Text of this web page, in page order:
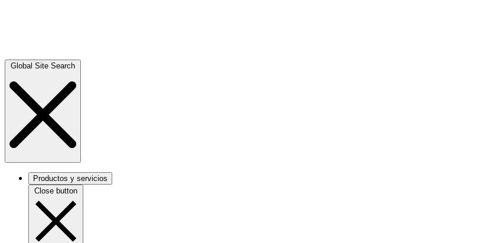
Global Site Search
Productos y servicios
Close button